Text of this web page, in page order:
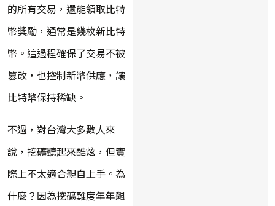
的所有交易，還能領取比特
幣獎勵，通常是幾枚新比特
幣。這過程確保了交易不被
篡改，也控制新幣供應，讓
比特幣保持稀缺。
不過，對台灣大多數人來
說，挖礦聽起來酷炫，但實
際上不太適合親自上手。為
什麼？因為挖礦難度年年飆